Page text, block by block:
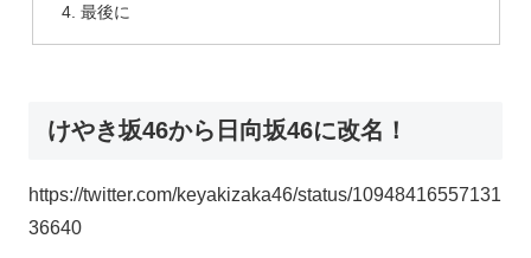
最後に
けやき坂46から日向坂46に改名！
https://twitter.com/keyakizaka46/status/10948416557131
36640